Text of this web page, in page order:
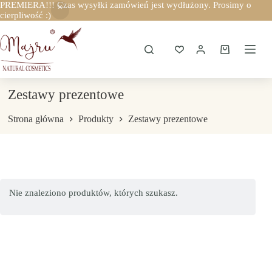
PREMIERA!!! Czas wysyłki zamówień jest wydłużony. Prosimy o
cierpliwość :)
do
treści
Koszyk
Zestawy prezentowe
Strona główna Produkty Zestawy prezentowe
Nie znaleziono produktów, których szukasz.